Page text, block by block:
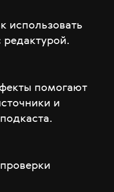
использовать
помогают
и